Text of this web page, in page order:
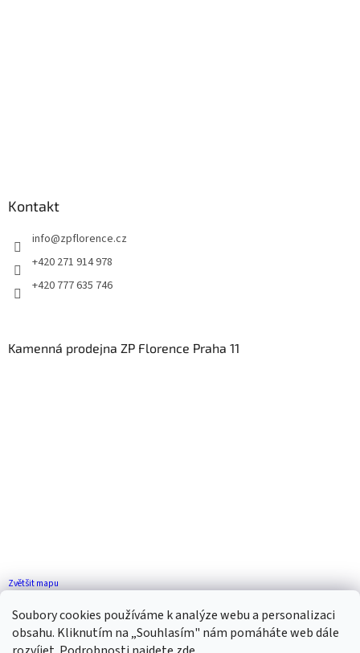
Soubory cookies používáme k analýze webu a personalizaci
obsahu. Kliknutím na „Souhlasím" nám pomáháte web dále
Kontakt
info@zpflorence.cz
+420 271 914 978
+420 777 635 746
Kamenná prodejna ZP Florence Praha 11
Zvětšit mapu